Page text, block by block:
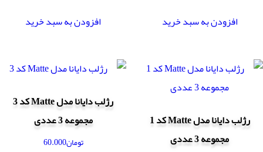
افزودن به سبد خرید افزودن به سبد خرید
رژلب دایانا مدل Matte کد 1
مجموعه 3 عددی
رژلب دایانا مدل Matte کد 3
مجموعه 3 عددی
تومان60.000